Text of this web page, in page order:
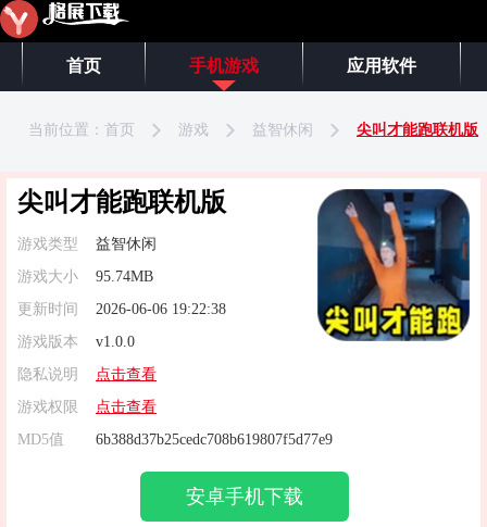
首页 手机游戏 应用软件
当前位置： 首页 游戏 益智休闲 尖叫才能跑联机版
尖叫才能跑联机版
游戏类型
益智休闲
游戏大小
95.74MB
更新时间
2026-06-06 19:22:38
游戏版本
v1.0.0
隐私说明
点击查看
游戏权限
点击查看
MD5值
6b388d37b25cedc708b619807f5d77e9
安卓手机下载